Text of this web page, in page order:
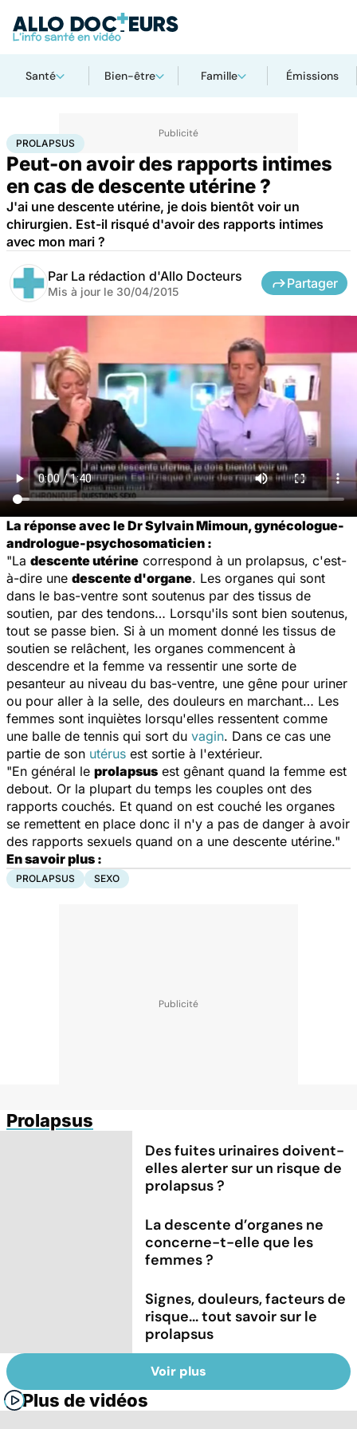
Santé Bien-être Famille Émissions
AccueilBien-être
PROLAPSUS
Peut-on avoir des rapports intimes
en cas de descente utérine ?
J'ai une descente utérine, je dois bientôt voir un
chirurgien. Est-il risqué d'avoir des rapports intimes
avec mon mari ?
Par La rédaction d'Allo Docteurs
Mis à jour le 30/04/2015
Partager
La réponse avec le Dr Sylvain Mimoun, gynécologue-
andrologue-psychosomaticien :
"La descente utérine correspond à un prolapsus, c'est-
à-dire une descente d'organe. Les organes qui sont
dans le bas-ventre sont soutenus par des tissus de
soutien, par des tendons… Lorsqu'ils sont bien soutenus,
tout se passe bien. Si à un moment donné les tissus de
soutien se relâchent, les organes commencent à
descendre et la femme va ressentir une sorte de
pesanteur au niveau du bas-ventre, une gêne pour uriner
ou pour aller à la selle, des douleurs en marchant… Les
femmes sont inquiètes lorsqu'elles ressentent comme
une balle de tennis qui sort du vagin. Dans ce cas une
partie de son utérus est sortie à l'extérieur.
"En général le prolapsus est gênant quand la femme est
debout. Or la plupart du temps les couples ont des
rapports couchés. Et quand on est couché les organes
se remettent en place donc il n'y a pas de danger à avoir
des rapports sexuels quand on a une descente utérine."
En savoir plus :
PROLAPSUS SEXO
Prolapsus
Des fuites urinaires doivent-
elles alerter sur un risque de
prolapsus ?
La descente d’organes ne
concerne-t-elle que les
femmes ?
Signes, douleurs, facteurs de
risque... tout savoir sur le
prolapsus
Voir plus
Plus de vidéos